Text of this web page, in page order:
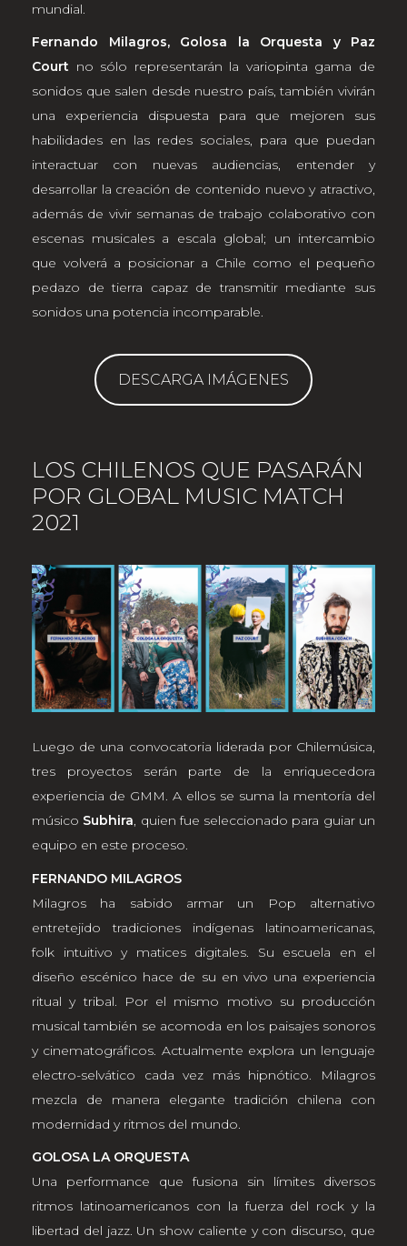
mundial.
Fernando Milagros, Golosa la Orquesta y Paz
Court no sólo representarán la variopinta gama de
sonidos que salen desde nuestro país, también vivirán
una experiencia dispuesta para que mejoren sus
habilidades en las redes sociales, para que puedan
interactuar con nuevas audiencias, entender y
desarrollar la creación de contenido nuevo y atractivo,
además de vivir semanas de trabajo colaborativo con
escenas musicales a escala global; un intercambio
que volverá a posicionar a Chile como el pequeño
pedazo de tierra capaz de transmitir mediante sus
sonidos una potencia incomparable.
DESCARGA IMÁGENES
LOS CHILENOS QUE PASARÁN
POR GLOBAL MUSIC MATCH
2021
Luego de una convocatoria liderada por Chilemúsica,
tres proyectos serán parte de la enriquecedora
experiencia de GMM. A ellos se suma la mentoría del
músico Subhira, quien fue seleccionado para guiar un
equipo en este proceso.
FERNANDO MILAGROS
Milagros ha sabido armar un Pop alternativo
entretejido tradiciones indígenas latinoamericanas,
folk intuitivo y matices digitales. Su escuela en el
diseño escénico hace de su en vivo una experiencia
ritual y tribal. Por el mismo motivo su producción
musical también se acomoda en los paisajes sonoros
y cinematográficos. Actualmente explora un lenguaje
electro-selvático cada vez más hipnótico. Milagros
mezcla de manera elegante tradición chilena con
modernidad y ritmos del mundo.
GOLOSA LA ORQUESTA
Una performance que fusiona sin límites diversos
ritmos latinoamericanos con la fuerza del rock y la
libertad del jazz. Un show caliente y con discurso, que